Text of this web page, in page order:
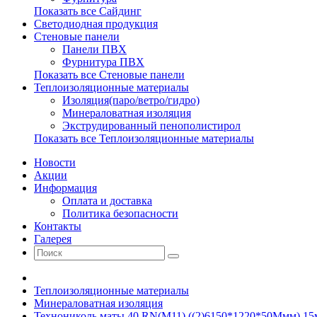
Показать все Сайдинг
Светодиодная продукция
Стеновые панели
Панели ПВХ
Фурнитура ПВХ
Показать все Стеновые панели
Теплоизоляционные материалы
Изоляция(паро/ветро/гидро)
Минераловатная изоляция
Экструдированный пенополистирол
Показать все Теплоизоляционные материалы
Новости
Акции
Информация
Оплата и доставка
Политика безопасности
Контакты
Галерея
Теплоизоляционные материалы
Минераловатная изоляция